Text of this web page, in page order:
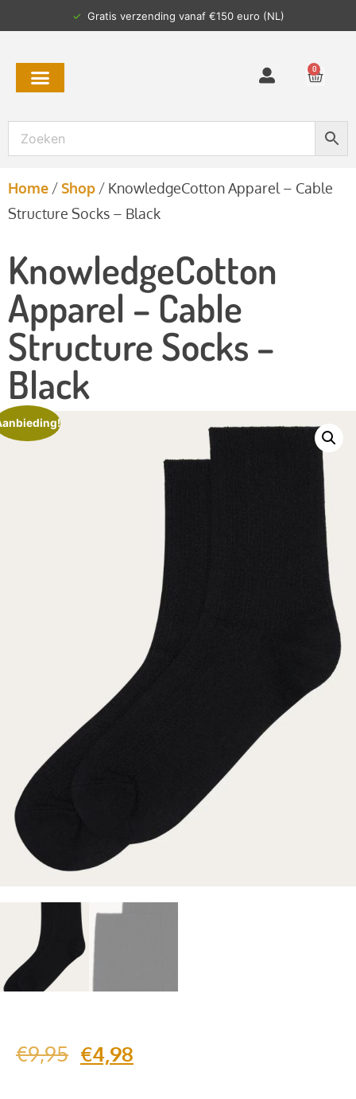
✓ Gratis verzending vanaf €150 euro (NL)
0
Home / Shop / KnowledgeCotton Apparel – Cable
Structure Socks – Black
KnowledgeCotton
Apparel – Cable
Structure Socks –
Black
€9,95 €4,98